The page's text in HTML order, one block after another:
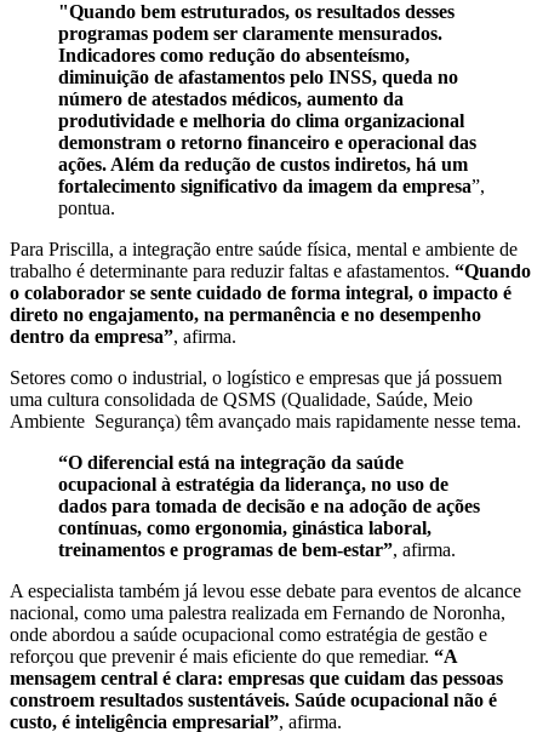
"Quando bem estruturados, os resultados desses
programas podem ser claramente mensurados.
Indicadores como redução do absenteísmo,
diminuição de afastamentos pelo INSS, queda no
número de atestados médicos, aumento da
produtividade e melhoria do clima organizacional
demonstram o retorno financeiro e operacional das
ações. Além da redução de custos indiretos, há um
fortalecimento significativo da imagem da empresa”,
pontua.
Para Priscilla, a integração entre saúde física, mental e ambiente de
trabalho é determinante para reduzir faltas e afastamentos. “Quando
o colaborador se sente cuidado de forma integral, o impacto é
direto no engajamento, na permanência e no desempenho
dentro da empresa”, afirma.
Setores como o industrial, o logístico e empresas que já possuem
uma cultura consolidada de QSMS (Qualidade, Saúde, Meio
Ambiente Segurança) têm avançado mais rapidamente nesse tema.
“O diferencial está na integração da saúde
ocupacional à estratégia da liderança, no uso de
dados para tomada de decisão e na adoção de ações
contínuas, como ergonomia, ginástica laboral,
treinamentos e programas de bem-estar”, afirma.
A especialista também já levou esse debate para eventos de alcance
nacional, como uma palestra realizada em Fernando de Noronha,
onde abordou a saúde ocupacional como estratégia de gestão e
reforçou que prevenir é mais eficiente do que remediar. “A
mensagem central é clara: empresas que cuidam das pessoas
constroem resultados sustentáveis. Saúde ocupacional não é
custo, é inteligência empresarial”, afirma.